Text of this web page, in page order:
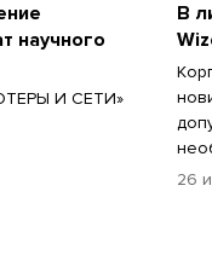
научного
И СЕТИ»
В
26